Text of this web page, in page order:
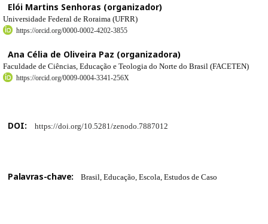
Elói Martins Senhoras (organizador)
Universidade Federal de Roraima (UFRR)
https://orcid.org/0000-0002-4202-3855
Ana Célia de Oliveira Paz (organizadora)
Faculdade de Ciências, Educação e Teologia do Norte do Brasil (FACETEN)
https://orcid.org/0009-0004-3341-256X
DOI: https://doi.org/10.5281/zenodo.7887012
Palavras-chave: Brasil, Educação, Escola, Estudos de Caso